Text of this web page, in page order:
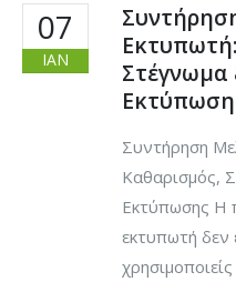
07
ΙΑΝ
Στέγνωμα
Συντήρηση
Καθαρισμός,
Εκτύπωσης Η
εκτυπωτή δεν